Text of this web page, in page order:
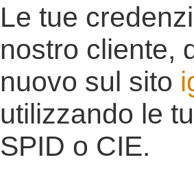
Le tue
nostro cliente,
nuovo sul sito
utilizzando le
SPID o CIE.